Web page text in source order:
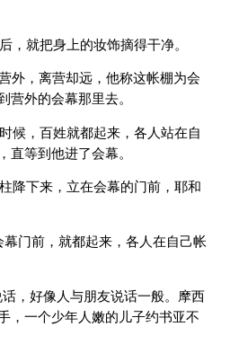
，就把身上的妆饰摘得干净。
外，离营却远，他称这帐棚为会
营外的会幕那里去。
候，百姓就都起来，各人站在自
直等到他进了会幕。
降下来，立在会幕的门前，耶和
门前，就都起来，各人在自己帐
，好像人与朋友说话一般。摩西
，一个少年人嫩的儿子约书亚不